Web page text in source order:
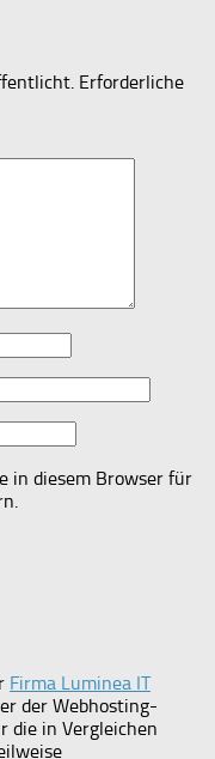
Erforderliche
in diesem Browser für
Firma Luminea IT
der Webhosting-
die in Vergleichen